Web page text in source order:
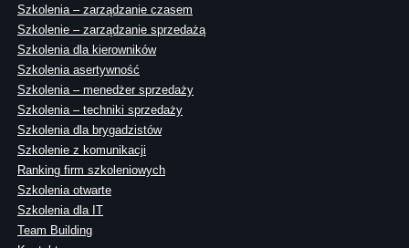
Szkolenia – zarządzanie czasem
Szkolenie – zarządzanie sprzedażą
Szkolenia dla kierowników
Szkolenia asertywność
Szkolenia – menedżer sprzedaży
Szkolenia – techniki sprzedaży
Szkolenia dla brygadzistów
Szkolenie z komunikacji
Ranking firm szkoleniowych
Szkolenia otwarte
Szkolenia dla IT
Team Building